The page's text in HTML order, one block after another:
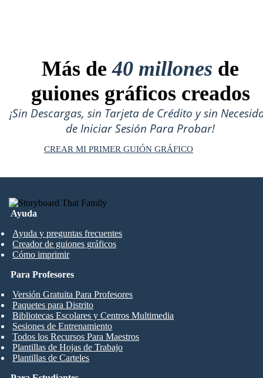
Más de40 millones de
guiones gráficos creados
¡Sin Descargas, sin Tarjeta de Crédito y sin
de Iniciar Sesión Para Probar!
CREAR MI PRIMER GUIÓN GRÁFICO
Ayuda
Ayuda y preguntas frecuentes
Creador de guiones gráficos
Cómo imprimir
Para Profesores
Versión Gratuita Para Profesores
Paquetes para Distrito
Bibliotecas Escolares y Centros Multimedia
Sesiones de Entrenamiento
Todos los Recursos Para Maestros
Plantillas de Hojas de Trabajo
Plantillas de Carteles